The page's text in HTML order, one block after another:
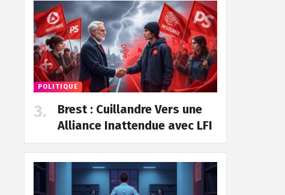
POLITIQUE
Brest : Cuillandre Vers une
Alliance Inattendue avec LFI